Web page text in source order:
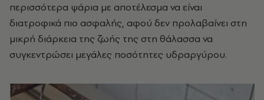
περισσότερα ψάρια με αποτέλεσμα να είναι
διατροφικά πιο ασφαλής, αφού δεν προλαβαίνει στη
μικρή διάρκεια της ζωής της στη θάλασσα να
συγκεντρώσει μεγάλες ποσότητες υδραργύρου.